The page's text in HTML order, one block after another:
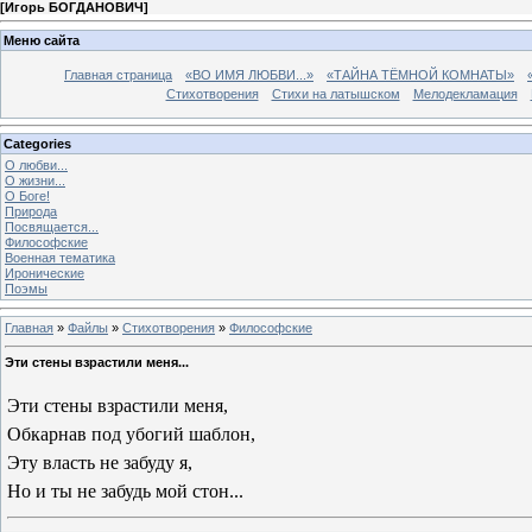
[Игорь БОГДАНОВИЧ]
Меню сайта
Главная страница «ВО ИМЯ ЛЮБВИ...» «ТАЙНА ТЁМНОЙ КОМНАТЫ»
Стихотворения
Стихи на латышском Мелодекламация
Categories
О любви...
О жизни...
О Боге!
Природа
Посвящается...
Философские
Военная тематика
Иронические
Поэмы
Главная » Файлы » Стихотворения » Философские
Эти стены взрастили меня...
Эти стены взрастили меня,
Обкарнав под убогий шаблон,
Эту власть не забуду я,
Но и ты не забудь мой стон...